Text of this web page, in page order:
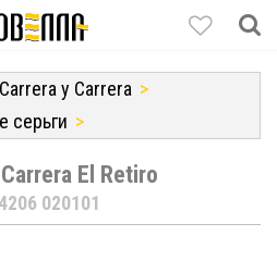
Carrera y Carrera
серьги
El Retiro
020101